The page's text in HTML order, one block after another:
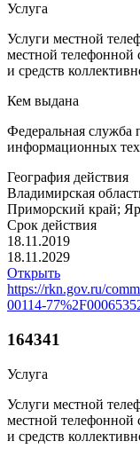
Услуга
Услуги местной
местной телефонной
и средств
Кем выдана
Федеральная служба
информационных
География действия
Владимирская
Приморский край;
Срок действия
18.11.2019
18.11.2029
Открыть
https://rkn.gov.ru/
00114-
164341
Услуга
Услуги местной
местной телефонной
и средств